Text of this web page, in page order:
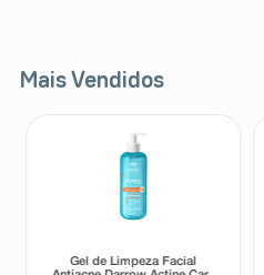
Mais Vendidos
Gel de Limpeza Facial